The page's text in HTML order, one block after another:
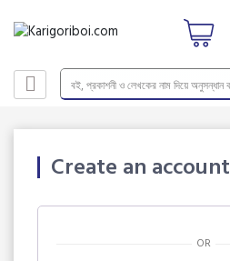
Create an account
OR